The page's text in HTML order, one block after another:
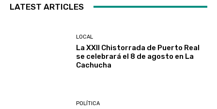
LATEST ARTICLES
LOCAL
La XXII Chistorrada de Puerto Real
se celebrará el 8 de agosto en La
Cachucha
POLÍTICA